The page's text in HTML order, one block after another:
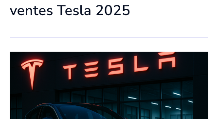
ventes Tesla 2025